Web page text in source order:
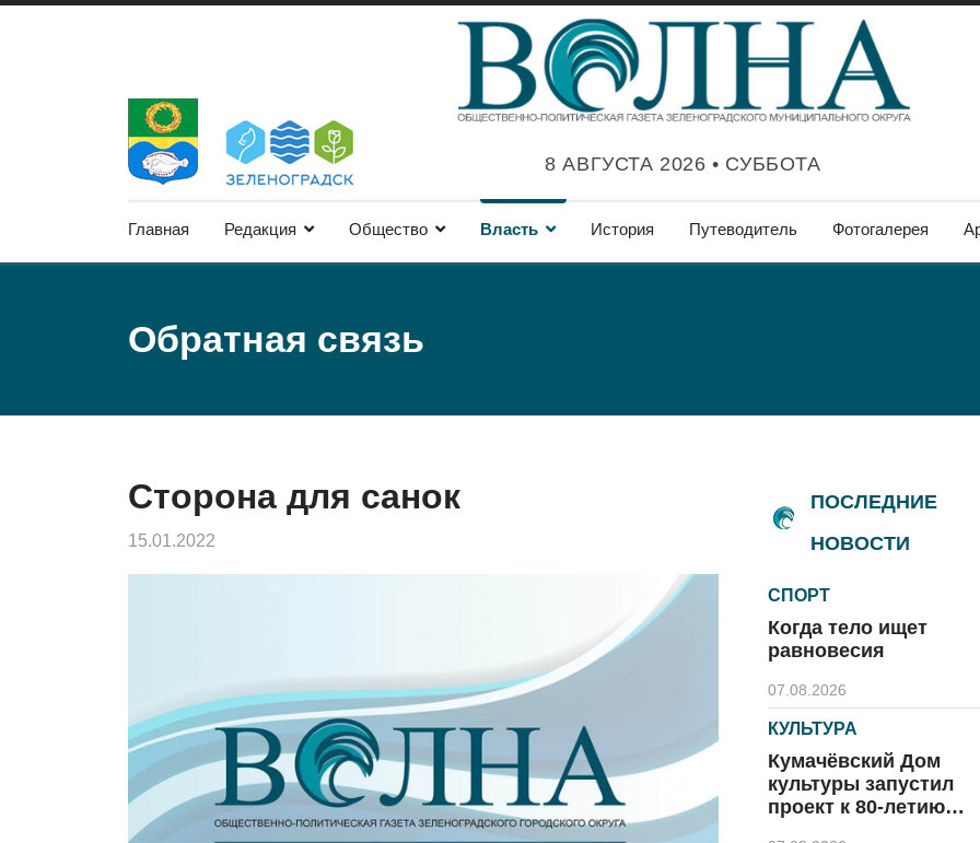
8 АВГУСТА 2026 • СУББОТА
Главная Редакция Общество Власть История Путеводитель Фотогалерея
Обратная связь
Сторона для санок
15.01.2022
ПОСЛЕДНИЕ
НОВОСТИ
СПОРТ
Когда тело ищет
равновесия
07.08.2026
КУЛЬТУРА
Кумачёвский Дом
культуры запустил
проект к 80-летию